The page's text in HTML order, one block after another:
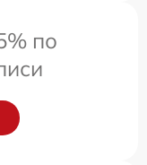
по